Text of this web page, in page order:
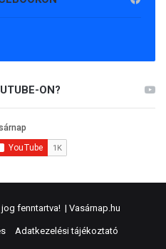
ON?
fenntartva! | Vasárnap.hu
Adatkezelési tájékoztató